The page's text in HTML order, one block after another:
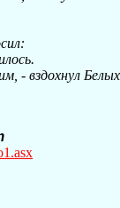
- вздохнул